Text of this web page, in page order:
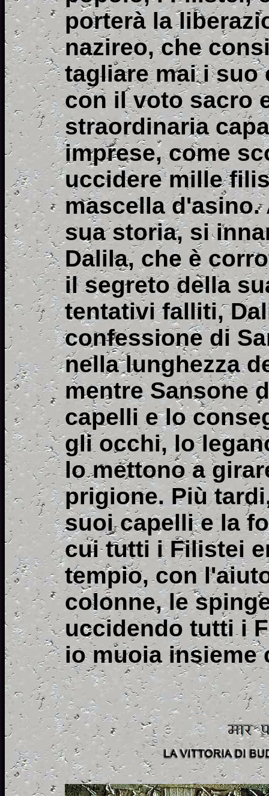
porterà la
nazireo, che
tagliare mai i suo
con il voto sacro
straordinaria
imprese, come
uccidere mille
mascella d'asino.
sua storia, si
Dalila, che è
il segreto della
tentativi falliti,
confessione di
nella lunghezza
mentre Sansone
capelli e lo
gli occhi, lo
lo mettono a
prigione. Più
suoi capelli e la
cui tutti i Filistei
tempio, con
colonne, le
uccidendo tutti i
io muoia insieme